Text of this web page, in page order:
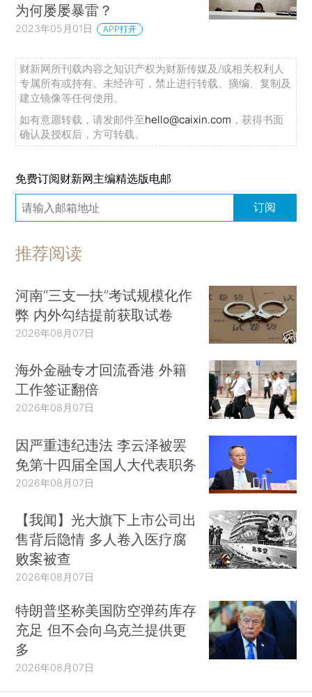
为何屡屡暴雷？
2023年05月01日 APP打开
财新网所刊载内容之知识产权为财新传媒及/或相关权利人
专属所有或持有。未经许可，禁止进行转载、摘编、复制及
建立镜像等任何使用。
如有意愿转载，请发邮件至hello@caixin.com ，获得书面
确认及授权后，方可转载。
免费订阅财新网主编精选版电邮
订阅
推荐阅读
河南“三支一扶”考试规模化作
弊 内外勾结提前获取试卷
2026年08月07日
海外金融专才回流香港 外籍
工作签证翻倍
2026年08月07日
因严重违纪违法 李云泽被罢
免第十四届全国人大代表职务
2026年08月07日
【我闻】光大旗下上市公司出
售背后隐情 多人卷入医疗腐
败案被查
2026年08月07日
特朗普坚称美国防空弹药库存
充足 但不会向乌克兰提供更
多
2026年08月07日